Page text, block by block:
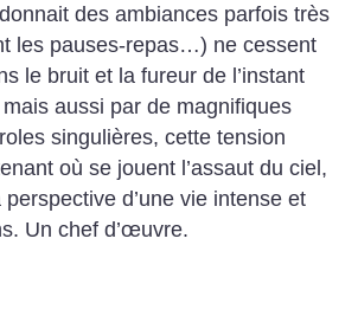
des ambiances parfois très
les pauses-repas…) ne cessent
le bruit et la fureur de l’instant
aussi par de magnifiques
singulières, cette tension
où se jouent l’assaut du ciel,
d’une vie intense et
Un chef d’œuvre.